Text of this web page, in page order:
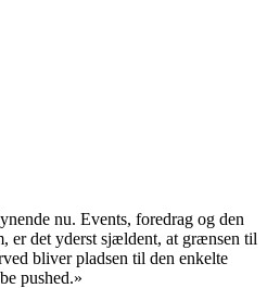
nu. Events, foredrag og den
er det yderst sjældent, at grænsen til
bliver pladsen til den enkelte
pushed.»